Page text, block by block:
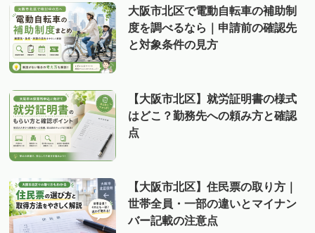
大阪市北区で電動自転車の補助制
度を調べるなら｜申請前の確認先
と対象条件の見方
【大阪市北区】就労証明書の様式
はどこ？勤務先への頼み方と確認
点
【大阪市北区】住民票の取り方｜
世帯全員・一部の違いとマイナン
バー記載の注意点